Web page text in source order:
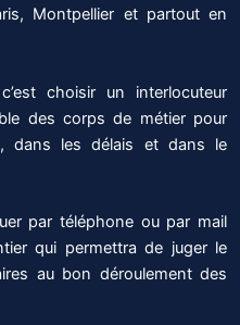
Montpellier et partout en
choisir un interlocuteur
des corps de métier pour
dans les délais et dans le
par téléphone ou par mail
qui permettra de juger le
au bon déroulement des